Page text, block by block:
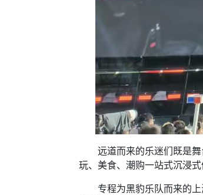
远道而来的乐迷们既是舞
玩、美食、潮购一站式沉浸式
专程为黑豹乐队而来的上